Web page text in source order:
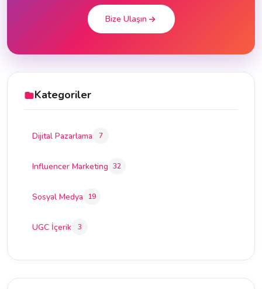
Bize Ulaşın
Kategoriler
Dijital Pazarlama 7
Influencer Marketing 32
Sosyal Medya 19
UGC İçerik 3